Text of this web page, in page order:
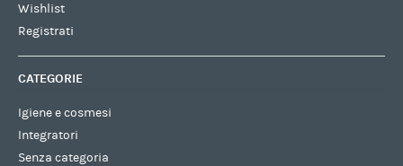
Wishlist
Registrati
CATEGORIE
Igiene e cosmesi
Integratori
Senza categoria